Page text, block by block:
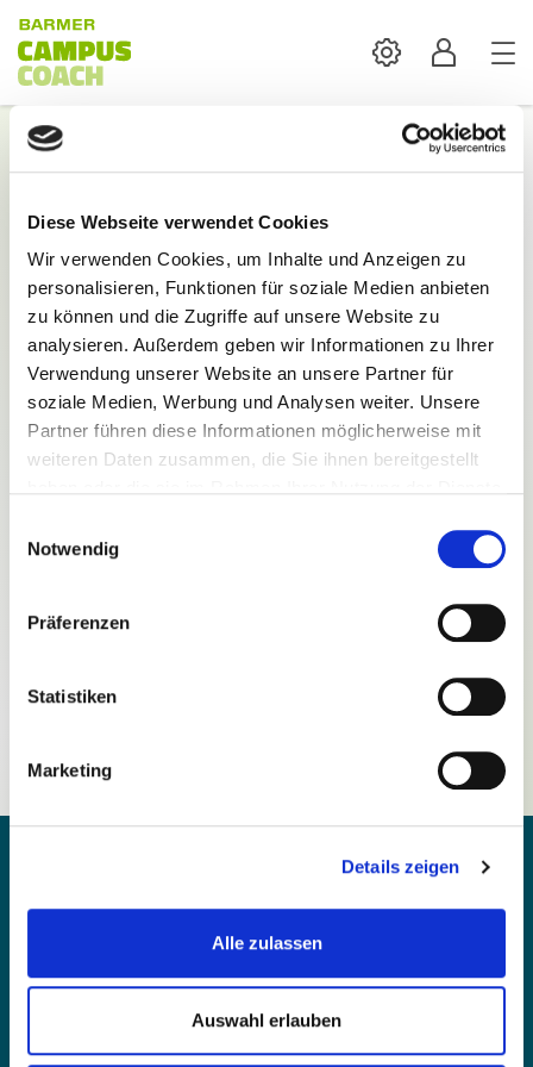
Diese Webseite verwendet Cookies
Wir verwenden Cookies, um Inhalte und Anzeigen zu
personalisieren, Funktionen für soziale Medien anbieten
zu können und die Zugriffe auf unsere Website zu
analysieren. Außerdem geben wir Informationen zu Ihrer
Verwendung unserer Website an unsere Partner für
soziale Medien, Werbung und Analysen weiter. Unsere
Partner führen diese Informationen möglicherweise mit
weiteren Daten zusammen, die Sie ihnen bereitgestellt
Notwendig
Präferenzen
Statistiken
Marketing
Details zeigen
Alle zulassen
Auswahl erlauben
SettingsProfil
Login
Funktionen des BARMER Campus Coach verfügbar.
E-Mail:
Passwort:
Kontakt
Einfache Sprache